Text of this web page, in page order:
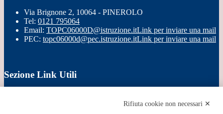
Via Brignone 2, 10064 - PINEROLO
Tel: 0121 795064
Email: TOPC06000D@istruzione.itLink per inviare una mail
PEC: topc06000d@pec.istruzione.itLink per inviare una mail
Sezione Link Utili
Rifiuta cookie non necessari ✕